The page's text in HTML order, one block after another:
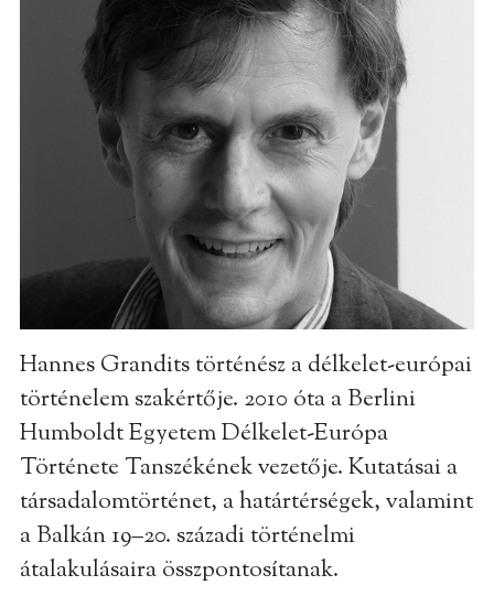
Hannes Grandits történész a délkelet-európai
történelem szakértője. 2010 óta a Berlini
Humboldt Egyetem Délkelet-Európa
Története Tanszékének vezetője. Kutatásai a
társadalomtörténet, a határtérségek, valamint
a Balkán 19–20. századi történelmi
átalakulásaira összpontosítanak.